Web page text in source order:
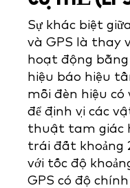
Sự khác biệt
và GPS là thay
hoạt động bằng
hiệu báo hiệu
mỗi đèn hiệu
để định vị các
thuật tam giác
trái đất khoảng
với tốc độ
GPS có độ